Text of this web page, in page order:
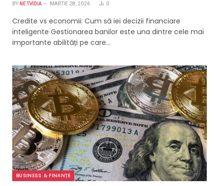
BY NETVIDIA MARTIE 28, 2026 0
Credite vs economii: Cum să iei decizii financiare
inteligente Gestionarea banilor este una dintre cele mai
importante abilități pe care…
BUSINESS & FINANȚE